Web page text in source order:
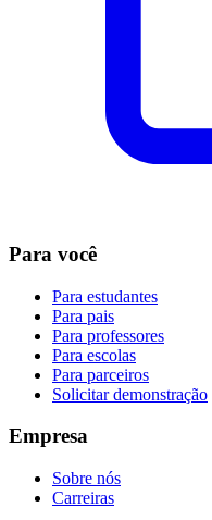
Para você
Para estudantes
Para pais
Para professores
Para escolas
Para parceiros
Solicitar demonstração
Empresa
Sobre nós
Carreiras